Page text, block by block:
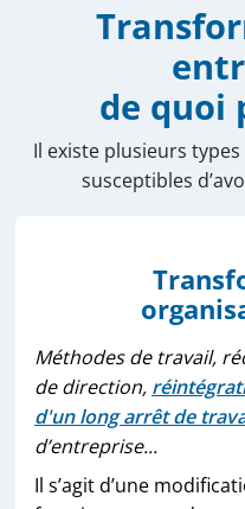
de quoi
Il existe plusieurs
susceptibles
Méthodes de travail,
de direction,
d'un long arrêt de
d’entreprise...
Il s’agit d’une